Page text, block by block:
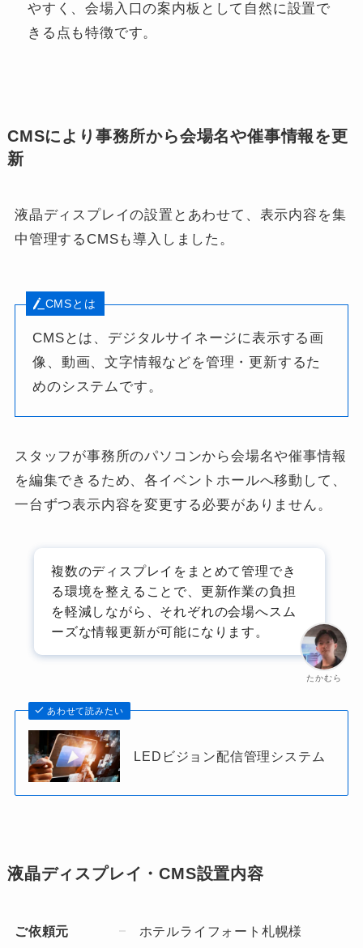
やすく、会場入口の案内板として自然に設置で
きる点も特徴です。
CMSにより事務所から会場名や催事情報を更
新
液晶ディスプレイの設置とあわせて、表示内容を集
中管理するCMSも導入しました。
CMSとは
CMSとは、デジタルサイネージに表示する画
像、動画、文字情報などを管理・更新するた
めのシステムです。
スタッフが事務所のパソコンから会場名や催事情報
を編集できるため、各イベントホールへ移動して、
一台ずつ表示内容を変更する必要がありません。
たかむら
複数のディスプレイをまとめて管理でき
る環境を整えることで、更新作業の負担
を軽減しながら、それぞれの会場へスム
ーズな情報更新が可能になります。
あわせて読みたい
LEDビジョン配信管理システム
液晶ディスプレイ・CMS設置内容
ご依頼元
ホテルライフォート札幌様